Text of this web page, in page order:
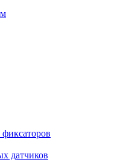
датчиков